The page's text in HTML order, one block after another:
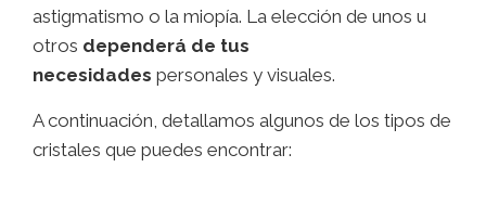
astigmatismo o la miopía. La elección de unos u
otros dependerá de tus
necesidades personales y visuales.
A continuación, detallamos algunos de los tipos de
cristales que puedes encontrar: